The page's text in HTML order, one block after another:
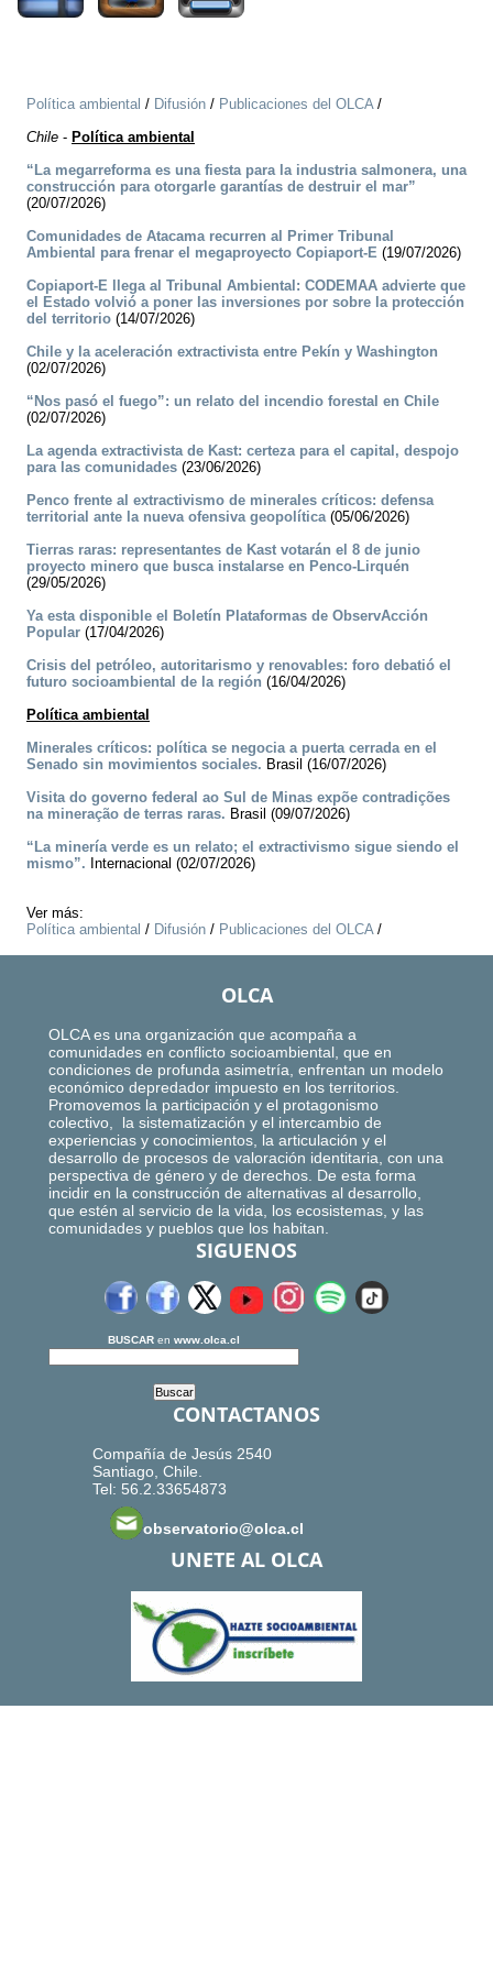
Política ambiental / Difusión / Publicaciones del OLCA/
Chile - Política ambiental
“La megarreforma es una fiesta para la industria salmonera, una
construcción para otorgarle garantías de destruir el mar”
(20/07/2026)
Comunidades de Atacama recurren al Primer Tribunal
Ambiental para frenar el megaproyecto Copiaport-E (19/07/2026)
Copiaport-E llega al Tribunal Ambiental: CODEMAA advierte que
el Estado volvió a poner las inversiones por sobre la protección
del territorio (14/07/2026)
Chile y la aceleración extractivista entre Pekín y Washington
(02/07/2026)
“Nos pasó el fuego”: un relato del incendio forestal en Chile
(02/07/2026)
La agenda extractivista de Kast: certeza para el capital, despojo
para las comunidades (23/06/2026)
Penco frente al extractivismo de minerales críticos: defensa
territorial ante la nueva ofensiva geopolítica(05/06/2026)
Tierras raras: representantes de Kast votarán el 8 de junio
proyecto minero que busca instalarse en Penco-Lirquén
(29/05/2026)
Ya esta disponible el Boletín Plataformas de ObservAcción
Popular (17/04/2026)
Crisis del petróleo, autoritarismo y renovables: foro debatió el
futuro socioambiental de la región (16/04/2026)
Política ambiental
Minerales críticos: política se negocia a puerta cerrada en el
Senado sin movimientos sociales. Brasil (16/07/2026)
Visita do governo federal ao Sul de Minas expõe contradições
na mineração de terras raras. Brasil (09/07/2026)
“La minería verde es un relato; el extractivismo sigue siendo el
mismo”. Internacional (02/07/2026)
Ver más:
Política ambiental / Difusión / Publicaciones del OLCA/
OLCA
OLCA es una organización que acompaña a
comunidades en conflicto socioambiental, que en
condiciones de profunda asimetría, enfrentan un modelo
económico depredador impuesto en los territorios.
Promovemos la participación y el protagonismo
colectivo, la sistematización y el intercambio de
experiencias y conocimientos, la articulación y el
desarrollo de procesos de valoración identitaria, con una
perspectiva de género y de derechos. De esta forma
incidir en la construcción de alternativas al desarrollo,
que estén al servicio de la vida, los ecosistemas, y las
comunidades y pueblos que los habitan.
SIGUENOS
BUSCAR en www.olca.cl
CONTACTANOS
Compañía de Jesús 2540
Santiago, Chile.
Tel: 56.2.33654873
observatorio@olca.cl
UNETE AL OLCA